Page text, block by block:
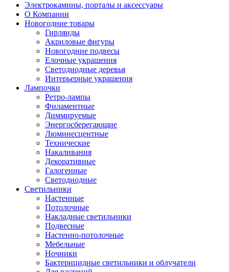
Электрокамины, порталы и аксессуары
О Компании
Новогодние товары
Гирлянды
Акриловые фигуры
Новогодние подвесы
Елочные украшения
Светодиодные деревья
Интерьерные украшения
Лампочки
Ретро-лампы
Филаментные
Диммируемые
Энергосберегающие
Люминесцентные
Технические
Накаливания
Декоративные
Галогенные
Светодиодные
Светильники
Настенные
Потолочные
Накладные светильники
Подвесные
Настенно-потолочные
Мебельные
Ночники
Бактерицидные светильники и облучатели